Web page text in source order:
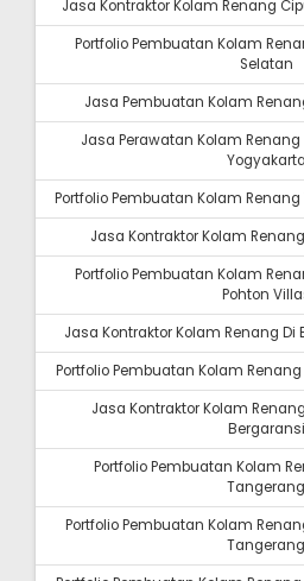
Jasa Kontraktor Kolam Renang
Portfolio Pembuatan Kolam
Selatan
Jasa Pembuatan Kolam
Jasa Perawatan Kolam Renang
Yogyakarta
Portfolio Pembuatan Kolam
Jasa Kontraktor Kolam
Portfolio Pembuatan Kolam
Pohton
Jasa Kontraktor Kolam Renang Di
Portfolio Pembuatan Kolam
Jasa Kontraktor Kolam
Bergaransi
Portfolio Pembuatan Kolam
Tangerang
Portfolio Pembuatan Kolam
Tangerang